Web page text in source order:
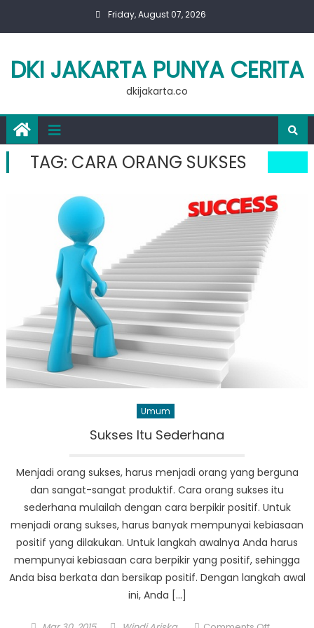
Friday, August 07, 2026
DKI JAKARTA PUNYA CERITA
dkijakarta.co
TAG: CARA ORANG SUKSES
Umum
Sukses Itu Sederhana
Menjadi orang sukses, harus menjadi orang yang berguna
dan sangat-sangat produktif. Cara orang sukses itu
sederhana mulailah dengan cara berpikir positif. Untuk
menjadi orang sukses, harus banyak mempunyai kebiasaan
positif yang dilakukan. Untuk langkah awalnya Anda harus
mempunyai kebiasaan cara berpikir yang positif, sehingga
Anda bisa berkata dan bersikap positif. Dengan langkah awal
ini, Anda […]